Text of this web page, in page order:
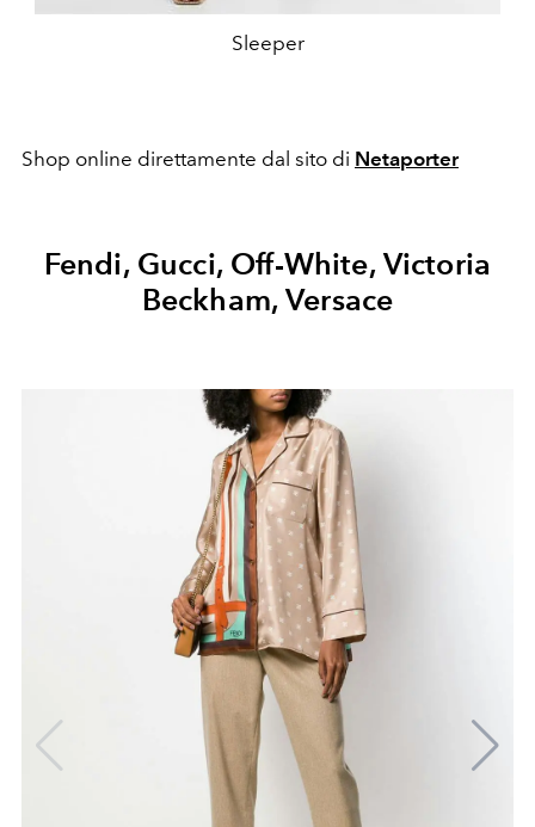
Sleeper
Shop online direttamente dal sito di Netaporter
Fendi, Gucci, Off-White, Victoria
Beckham, Versace